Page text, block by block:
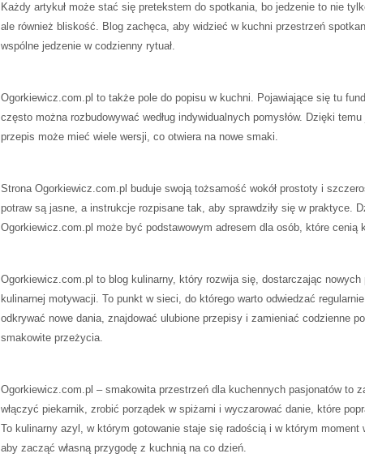
Każdy artykuł może stać się pretekstem do spotkania, bo jedzenie to nie
ale również bliskość. Blog zachęca, aby widzieć w kuchni przestrzeń
wspólne jedzenie w codzienny rytuał.
Ogorkiewicz.com.pl to także pole do popisu w kuchni. Pojawiające się tu
często można rozbudowywać według indywidualnych pomysłów. Dzięki temu
przepis może mieć wiele wersji, co otwiera na nowe smaki.
Strona Ogorkiewicz.com.pl buduje swoją tożsamość wokół prostoty i
potraw są jasne, a instrukcje rozpisane tak, aby sprawdziły się w praktyce.
Ogorkiewicz.com.pl może być podstawowym adresem dla osób, które cenią
Ogorkiewicz.com.pl to blog kulinarny, który rozwija się, dostarczając nowych
kulinarnej motywacji. To punkt w sieci, do którego warto odwiedzać
odkrywać nowe dania, znajdować ulubione przepisy i zamieniać codzienne
smakowite przeżycia.
Ogorkiewicz.com.pl – smakowita przestrzeń dla kuchennych pasjonatów to
włączyć piekarnik, zrobić porządek w spiżarni i wyczarować danie, które
To kulinarny azyl, w którym gotowanie staje się radością i w którym moment
aby zacząć własną przygodę z kuchnią na co dzień.